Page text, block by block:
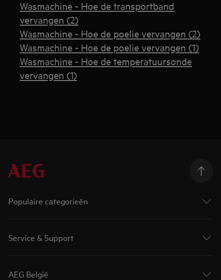
Wasmachine - Hoe de transportband
vervangen (2)
Wasmachine - Hoe de poelie vervangen (2)
Wasmachine - Hoe de poelie vervangen (1)
Wasmachine - Hoe de temperatuursonde
vervangen (1)
Populaire categorieën
Service & Support
AEG België